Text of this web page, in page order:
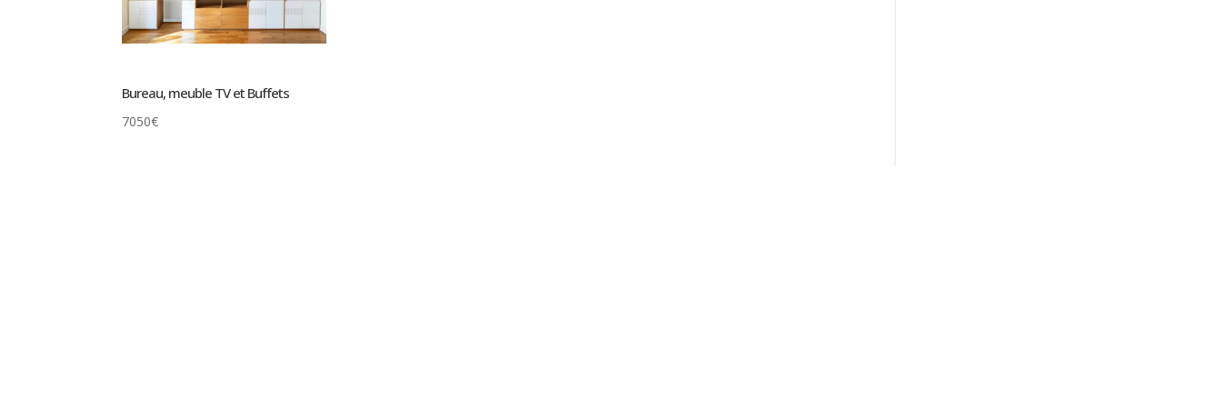
Bureau, meuble TV et Buffets
7050€